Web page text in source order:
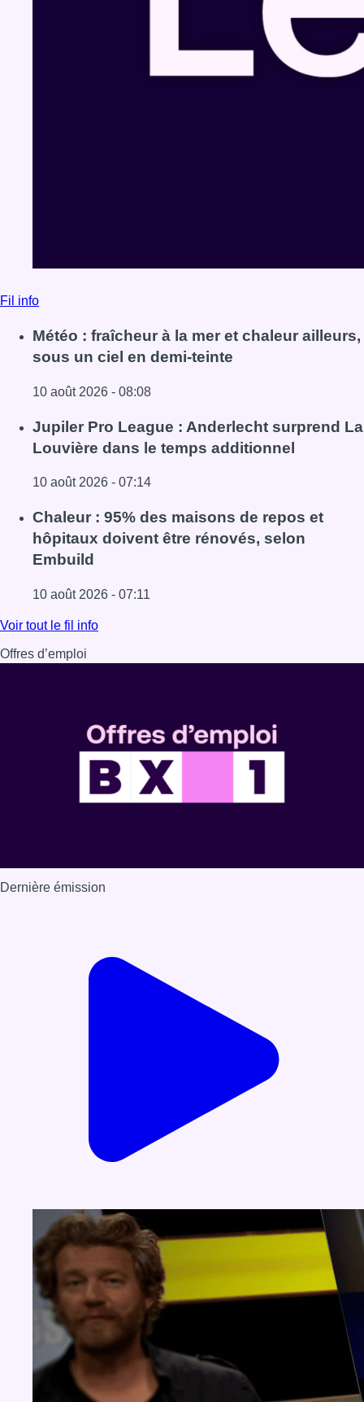
Fil info
Météo : fraîcheur à la mer et chaleur ailleurs,
sous un ciel en demi-teinte
10 août 2026 - 08:08
Lire l'article Météo : fraîcheur à la mer et chaleur ailleurs,
Jupiler Pro League : Anderlecht surprend La
Louvière dans le temps additionnel
10 août 2026 - 07:14
Lire l'article Jupiler Pro League : Anderlecht surprend La
Chaleur : 95% des maisons de repos et
hôpitaux doivent être rénovés, selon
Embuild
10 août 2026 - 07:11
Lire l'article Chaleur : 95% des maisons de repos et
Voir tout le fil info
Offres d’emploi
Dernière émission